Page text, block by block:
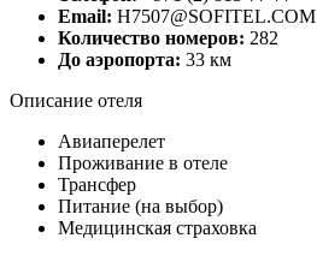
Email: H7507@SOFITEL.COM
Количество номеров: 282
До аэропорта: 33 км
Описание отеля
Авиаперелет
Проживание в отеле
Трансфер
Питание (на выбор)
Медицинская страховка